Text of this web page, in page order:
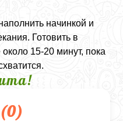
начинкой и
Готовить в
около 15-20 минут, пока
0)